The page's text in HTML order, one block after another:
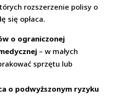
rozszerzenie polisy o
się opłaca.
o ograniczonej
– w małych
sprzętu lub
o podwyższonym ryzyku